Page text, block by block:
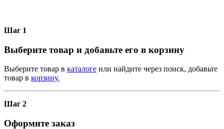
Шаг 1
Выберите товар и добавьте его в корзину
Выберите товар в каталоге или найдите через поиск, добавьте
товар в корзину.
Шаг 2
Оформите заказ